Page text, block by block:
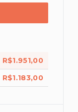
R$1.951,00
R$1.183,00